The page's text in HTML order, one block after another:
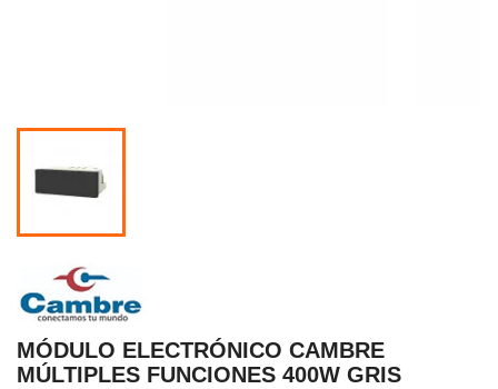
MÓDULO ELECTRÓNICO CAMBRE
MÚLTIPLES FUNCIONES 400W GRIS